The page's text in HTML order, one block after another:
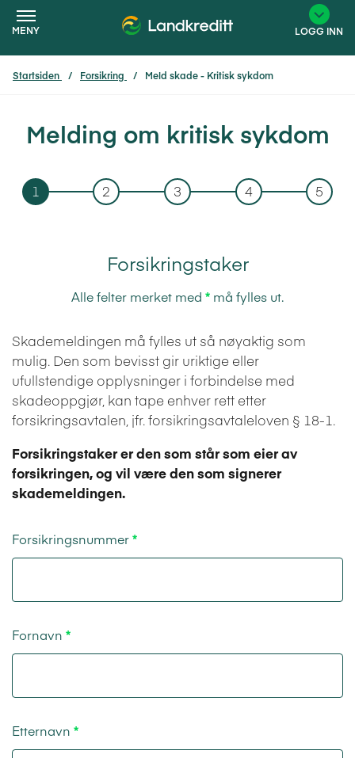
MENY LOGG INN
Startsiden Forsikring Meld skade - Kritisk sykdom
Melding om kritisk sykdom
1 2 3 4 5
Forsikringstaker
Alle felter merket med * må fylles ut.
Skademeldingen må fylles ut så nøyaktig som
mulig. Den som bevisst gir uriktige eller
ufullstendige opplysninger i forbindelse med
skadeoppgjør, kan tape enhver rett etter
forsikringsavtalen, jfr. forsikringsavtaleloven § 18-1.
Forsikringstaker er den som står som eier av
forsikringen, og vil være den som signerer
skademeldingen.
Forsikringsnummer
Fornavn
Etternavn